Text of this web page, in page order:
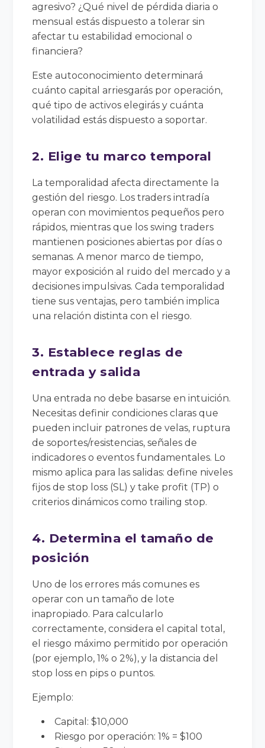
agresivo? ¿Qué nivel de pérdida diaria o
mensual estás dispuesto a tolerar sin
afectar tu estabilidad emocional o
financiera?
Este autoconocimiento determinará
cuánto capital arriesgarás por operación,
qué tipo de activos elegirás y cuánta
volatilidad estás dispuesto a soportar.
2. Elige tu marco temporal
La temporalidad afecta directamente la
gestión del riesgo. Los traders intradía
operan con movimientos pequeños pero
rápidos, mientras que los swing traders
mantienen posiciones abiertas por días o
semanas. A menor marco de tiempo,
mayor exposición al ruido del mercado y a
decisiones impulsivas. Cada temporalidad
tiene sus ventajas, pero también implica
una relación distinta con el riesgo.
3. Establece reglas de
entrada y salida
Una entrada no debe basarse en intuición.
Necesitas definir condiciones claras que
pueden incluir patrones de velas, ruptura
de soportes/resistencias, señales de
indicadores o eventos fundamentales. Lo
mismo aplica para las salidas: define niveles
fijos de stop loss (SL) y take profit (TP) o
criterios dinámicos como trailing stop.
4. Determina el tamaño de
posición
Uno de los errores más comunes es
operar con un tamaño de lote
inapropiado. Para calcularlo
correctamente, considera el capital total,
el riesgo máximo permitido por operación
(por ejemplo, 1% o 2%), y la distancia del
stop loss en pips o puntos.
Ejemplo:
Capital: $10,000
Riesgo por operación: 1% = $100